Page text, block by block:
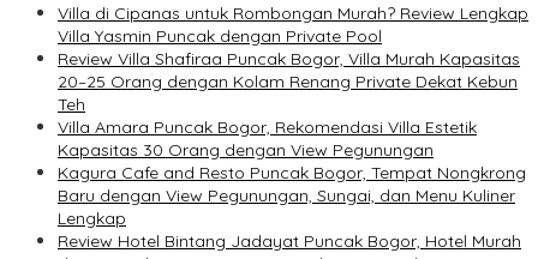
Villa di Cipanas untuk Rombongan Murah? Review Lengkap
Villa Yasmin Puncak dengan Private Pool
Review Villa Shafiraa Puncak Bogor, Villa Murah Kapasitas
20–25 Orang dengan Kolam Renang Private Dekat Kebun
Teh
Villa Amara Puncak Bogor, Rekomendasi Villa Estetik
Kapasitas 30 Orang dengan View Pegunungan
Kagura Cafe and Resto Puncak Bogor, Tempat Nongkrong
Baru dengan View Pegunungan, Sungai, dan Menu Kuliner
Lengkap
Review Hotel Bintang Jadayat Puncak Bogor, Hotel Murah